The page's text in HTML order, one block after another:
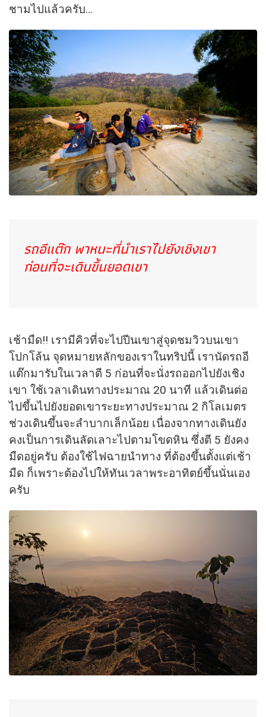
ชามไปแล้วครับ…
รถอีแต๊ก พาหนะที่นำเราไปยังเชิงเขา
ก่อนที่จะเดินขึ้นยอดเขา
เช้ามืด!! เรามีคิวที่จะไปปีนเขาสู่จุดชมวิวบนเขา
โปกโล้น จุดหมายหลักของเราในทริปนี้ เรานัดรถอี
แต๊กมารับในเวลาตี 5 ก่อนที่จะนั่งรถออกไปยังเชิง
เขา ใช้เวลาเดินทางประมาณ 20 นาที แล้วเดินต่อ
ไปขึ้นไปยังยอดเขาระยะทางประมาณ 2 กิโลเมตร
ช่วงเดินขึ้นจะลำบากเล็กน้อย เนื่องจากทางเดินยัง
คงเป็นการเดินลัดเลาะไปตามโขดหิน ซึ่งตี 5 ยังคง
มืดอยู่ครับ ต้องใช้ไฟฉายนำทาง ที่ต้องขึ้นตั้งแต่เช้า
มืด ก็เพราะต้องไปให้ทันเวลาพระอาทิตย์ขึ้นนั่นเอง
ครับ